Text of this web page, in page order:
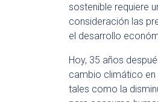
sostenible requiere
consideración las
el desarrollo
Hoy, 35 años
cambio climático
tales como la